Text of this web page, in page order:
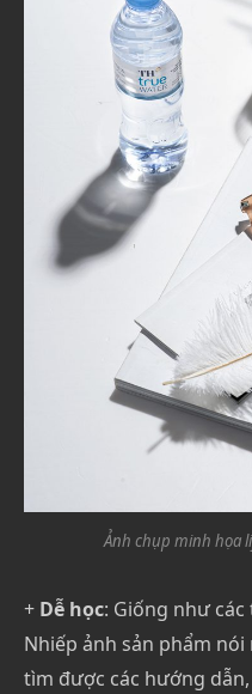
Ảnh chụp minh họa
+ Dễ học: Giống như
Nhiếp ảnh sản phẩm
tìm được các hướng